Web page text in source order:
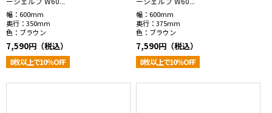
幅： 600mm
奥行： 350mm
色： ブラウン
7,590円（税込）
8枚以上で10％OFF
幅： 600mm
奥行： 375mm
色： ブラウン
7,590円（税込）
8枚以上で10％OFF